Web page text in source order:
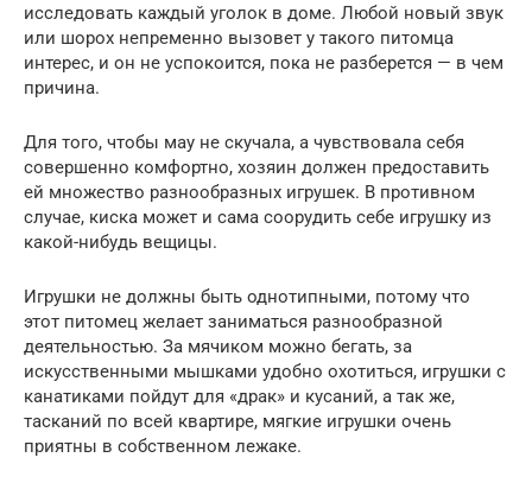
исследовать каждый уголок в доме. Любой новый звук
или шорох непременно вызовет у такого питомца
интерес, и он не успокоится, пока не разберется — в чем
причина.
Для того, чтобы мау не скучала, а чувствовала себя
совершенно комфортно, хозяин должен предоставить
ей множество разнообразных игрушек. В противном
случае, киска может и сама соорудить себе игрушку из
какой-нибудь вещицы.
Игрушки не должны быть однотипными, потому что
этот питомец желает заниматься разнообразной
деятельностью. За мячиком можно бегать, за
искусственными мышками удобно охотиться, игрушки с
канатиками пойдут для «драк» и кусаний, а так же,
тасканий по всей квартире, мягкие игрушки очень
приятны в собственном лежаке.